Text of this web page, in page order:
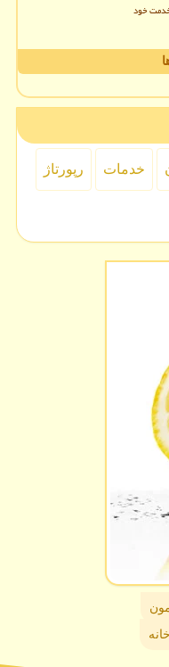
خود
خدمات رپورتاژ